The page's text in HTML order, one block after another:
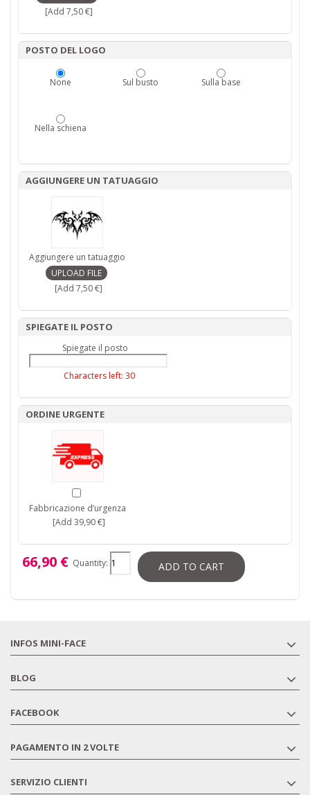
[Add 7,50 €]
POSTO DEL LOGO
None Sul busto Sulla base
Nella schiena
AGGIUNGERE UN TATUAGGIO
Aggiungere un tatuaggio
[Add 7,50 €]
SPIEGATE IL POSTO
Spiegate il posto
Characters left: 30
ORDINE URGENTE
Fabbricazione d’urgenza
[Add 39,90 €]
66,90 € Quantity: ADD TO CART
INFOS MINI-FACE
BLOG
FACEBOOK
PAGAMENTO IN 2 VOLTE
SERVIZIO CLIENTI